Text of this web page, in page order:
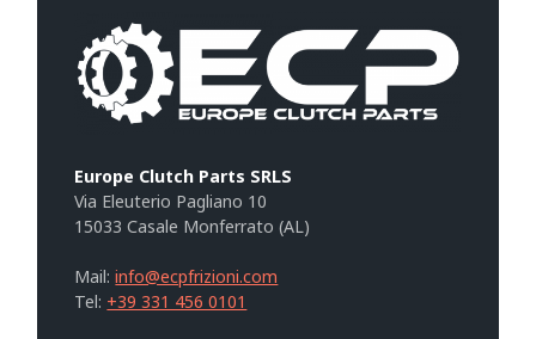
Europe Clutch Parts SRLS
Via Eleuterio Pagliano 10
15033 Casale Monferrato (AL)
Mail:info@ecpfrizioni.com
Tel: +39 331 456 0101